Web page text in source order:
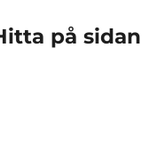
på sidan